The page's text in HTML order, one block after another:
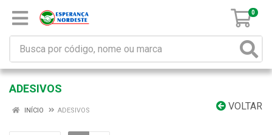
0
ADESIVOS
VOLTAR
INÍCIO ADESIVOS